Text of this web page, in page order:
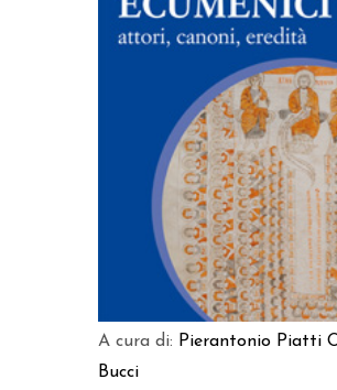
AGGIUNGI AL CARRELLO
A cura di: Pierantonio Piatti
Bucci